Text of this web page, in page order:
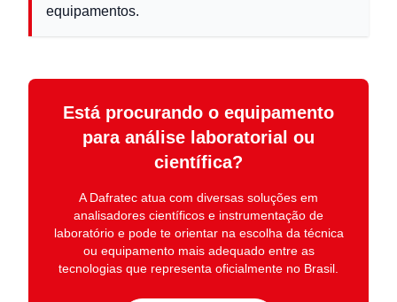
equipamentos.
Está procurando o equipamento
para análise laboratorial ou
científica?
A Dafratec atua com diversas soluções em
analisadores científicos e instrumentação de
laboratórioe pode te orientar na escolha da técnica
ou equipamento mais adequado entre as
tecnologias que representa oficialmente no Brasil.